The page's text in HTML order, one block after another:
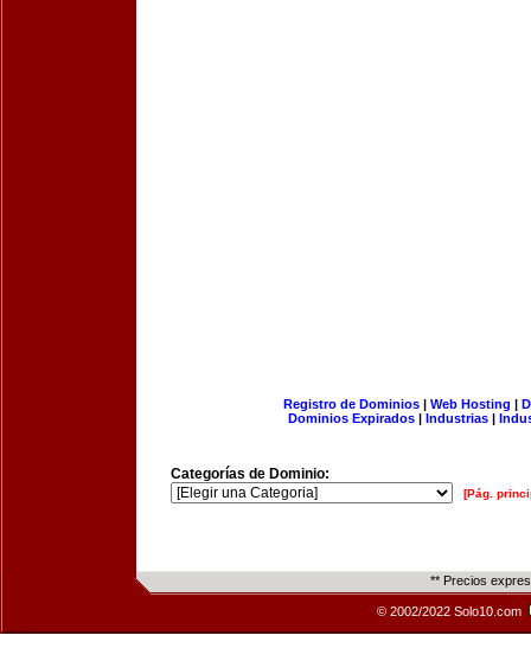
Registro de Dominios| Web Hosting |
Dominios Expirados | Industrias |
Categorías de Dominio:
[Pág.
** Precios
© 2002/2022 Solo10.com